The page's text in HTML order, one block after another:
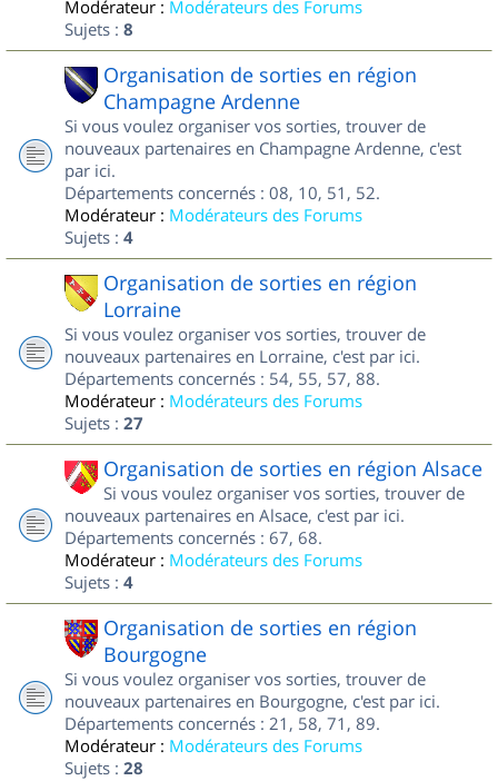
Modérateur : Modérateurs des Forums
Sujets : 8
Organisation de sorties en région
Champagne Ardenne
Si vous voulez organiser vos sorties, trouver de
nouveaux partenaires en Champagne Ardenne, c'est
par ici.
Départements concernés : 08, 10, 51, 52.
Modérateur : Modérateurs des Forums
Sujets : 4
Organisation de sorties en région
Lorraine
Si vous voulez organiser vos sorties, trouver de
nouveaux partenaires en Lorraine, c'est par ici.
Départements concernés : 54, 55, 57, 88.
Modérateur : Modérateurs des Forums
Sujets : 27
Organisation de sorties en région Alsace
Si vous voulez organiser vos sorties, trouver de
nouveaux partenaires en Alsace, c'est par ici.
Départements concernés : 67, 68.
Modérateur : Modérateurs des Forums
Sujets : 4
Organisation de sorties en région
Bourgogne
Si vous voulez organiser vos sorties, trouver de
nouveaux partenaires en Bourgogne, c'est par ici.
Départements concernés : 21, 58, 71, 89.
Modérateur : Modérateurs des Forums
Sujets : 28